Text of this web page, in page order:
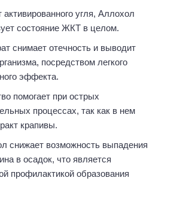
активированного угля, Аллохол
состояние ЖКТ в целом.
снимает отечность и выводит
посредством легкого
эффекта.
помогает при острых
процессах, так как в нем
крапивы.
снижает возможность выпадения
в осадок, что является
профилактикой образования